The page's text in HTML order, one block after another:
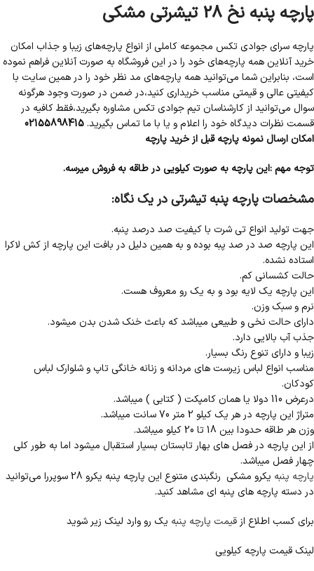
پارچه پنبه نخ 28 تیشرتی مشکی
پارچه سرای جوادی تکس مجموعه کاملی از انواع پارچه‌های زیبا و جذاب امکان
خرید آنلاین همه پارچه‌های خود را در این فروشگاه به صورت آنلاین فراهم نموده
است، بنابراین شما می‌توانید همه پارچه‌های مد نظر خود را در همین سایت با
کیفیتی عالی و قیمتی مناسب خریداری کنید،در ضمن در صورت وجود هرگونه
سوال می‌توانید از کارشناسان تیم جوادی تکس مشاوره بگیرید،فقط کافیه در
قسمت نظرات دیدگاه خود را اعلام و یا با ما تماس بگیرید.
امکان ارسال نمونه پارچه قبل از خرید پارچه
توجه مهم :این پارچه به صورت کیلویی در طاقه به فروش میرسه.
مشخصات پارچه پنبه تیشرتی در یک نگاه:
جهت تولید انواع تی شرت با کیفیت صد درصد پنبه.
این پارچه صد در صد پبه بوده و به همین دلیل در بافت این پارچه از کش لاکرا
استاده نشده.
حالت کشسانی کم.
این پارچه یک لایه بود و به یک رو معروف هست.
نرم و سبک وزن.
دارای حالت نخی و طبیعی میباشد که باعث خنک شدن بدن میشود.
جذب آب بالایی دارد.
زیبا و دارای تنوع رنگ بسیار.
مناسب انواع لباس زیرست های مردانه و زنانه خانگی تاپ و شلوارک لباس
کودکان.
درعرض 110 دولا یا همان کامپکت ( کتابی ) میباشد.
متراژ این پارچه در هر یک کیلو 2 متر 70 سانت میباشد.
وزن هر طاقه حدودا بین 18 تا 20 کیلو میباشد.
از این پارچه در فصل های بهار تابستان بسیار استقبال میشود اما به طور کلی
چهار فصل میباشد.
پارچه پنبه
یکرو مشکی رنگبندی متنوع این پارچه پنبه یکرو 28 سوپررا می‌توانید
در دسته پارچه های پنبه ای مشاهد کنید.
برای کسب اطلاع ازقیمت پارچه پنبه یک رو وارد لینک زیر شوید
لینک قیمت پارچه کیلویی